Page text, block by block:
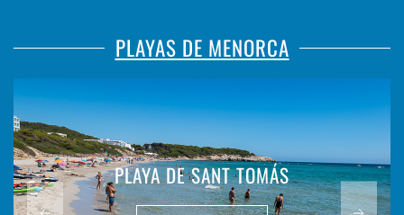
PLAYAS DE MENORCA
PLAYA DE SANT TOMÁS